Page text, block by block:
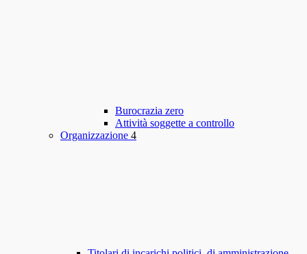
Burocrazia zero
Attività soggette a controllo
Organizzazione 4